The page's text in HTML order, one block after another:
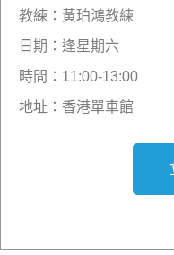
教練：黃珀鴻教練
日期：逢星期六
時間：11:00-13:00
地址：香港單車館